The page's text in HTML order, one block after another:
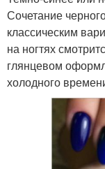
Сочетание
классическим
на ногтях
глянцевом
холодного